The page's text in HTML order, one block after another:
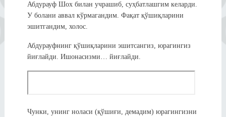
Абдурауф Шох билан учрашиб, суҳбатлашгим келарди.
У болани аввал кўрмагандим. Фақат қўшиқларини
эшитгандим, холос.
Абдурауфнинг қўшиқларини эшитсангиз, юрагингиз
йиғлайди. Ишонасизми… йиғлайди.
Чунки, унинг ноласи (қўшиғи, демадим) юрагингизни